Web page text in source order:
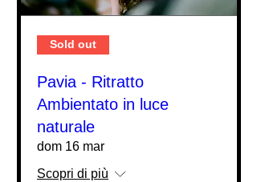
Sold out
Pavia - Ritratto
Ambientato in luce
naturale
dom 16 mar
Scopri di più